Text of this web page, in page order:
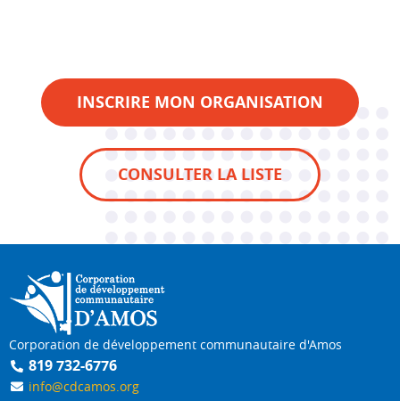
INSCRIRE MON ORGANISATION
CONSULTER LA LISTE
Corporation de développement communautaire d'Amos
819 732-6776
info@cdcamos.org